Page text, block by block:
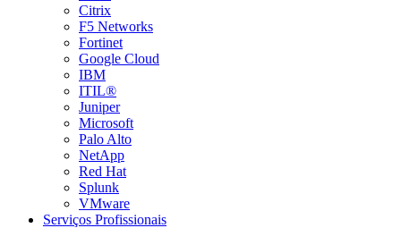
Citrix
F5 Networks
Fortinet
Google Cloud
IBM
ITIL®
Juniper
Microsoft
Palo Alto
NetApp
Red Hat
Splunk
VMware
Serviços Profissionais